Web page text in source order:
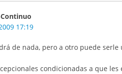
17:19
de nada, pero a otro puede
condicionadas a que